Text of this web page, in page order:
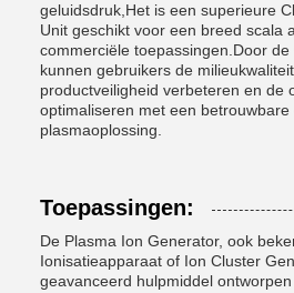
geluidsdruk,Het is een superieure
Unit geschikt voor een breed scala
commerciële toepassingen.Door de
kunnen gebruikers de
productveiligheid verbeteren en de
optimaliseren met een
plasmaoplossing.
Toepassingen:
De Plasma Ion Generator, ook
Ionisatieapparaat of Ion Cluster
geavanceerd hulpmiddel